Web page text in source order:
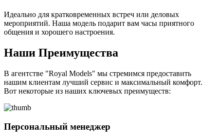
Идеально для кратковременных встреч или деловых
мероприятий. Наша модель подарит вам часы приятного
общения и хорошего настроения.
Наши Преимущества
В агентстве "Royal Models" мы стремимся предоставить
нашим клиентам лучший сервис и максимальный комфорт.
Вот некоторые из наших ключевых преимуществ:
Персональный менеджер